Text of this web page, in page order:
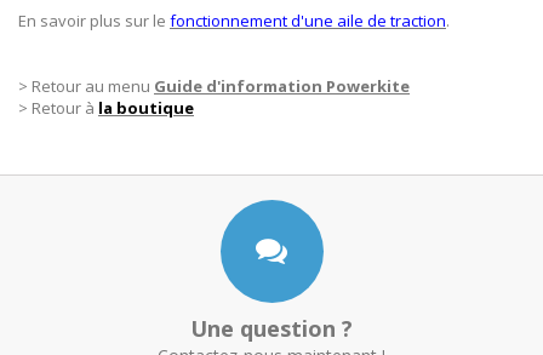
En savoir plus sur le fonctionnement d'une aile de traction.
> Retour au menu Guide d'information Powerkite
> Retour à la boutique
Une question ?